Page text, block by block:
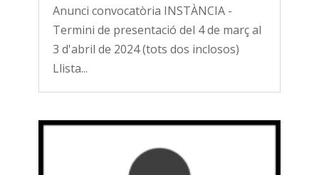
Anunci convocatòria INSTÀNCIA -
Termini de presentació del 4 de març al
3 d'abril de 2024 (tots dos inclosos)
Llista...